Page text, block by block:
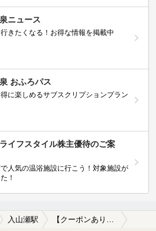
ニュース
きたくなる！お得な情報を掲載中
おふろパス
に楽しめるサブスクリプションプラン
ライフスタイル株主優待のご案
人気の温浴施設に行こう！対象施設が
！
入山瀬駅 【クーポンあり】カップルにおすすめの入山瀬駅近くの温泉、日帰り温泉、スーパー銭湯おすすめ